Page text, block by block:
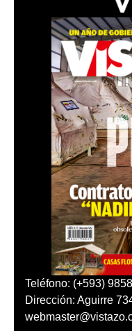
Teléfono: (+593)
Dirección: Aguirre